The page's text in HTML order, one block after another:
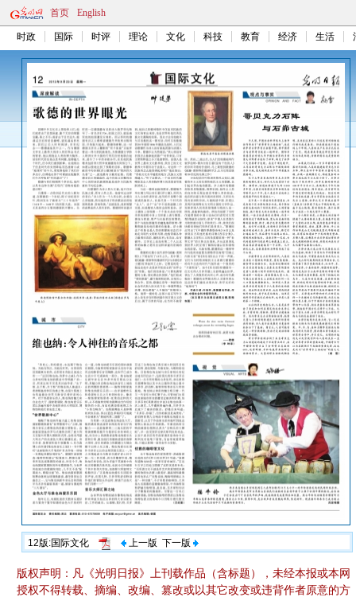
首页 English
时政 国际 时评 理论 文化 科技 教育 经济 生活
12版:国际文化 上一版 下一版
版权声明：凡《光明日报》上刊载作品（含标题），未经本报或本网
授权不得转载、摘编、改编、篡改或以其它改变或违背作者原意的方